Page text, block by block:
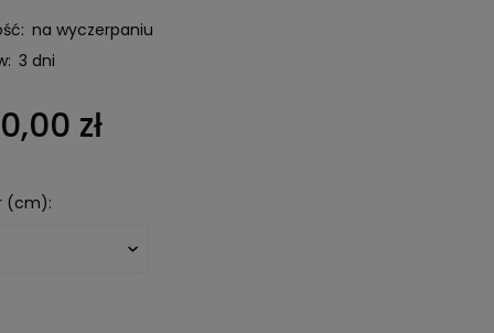
na wyczerpaniu
3 dni
zł
(cm):